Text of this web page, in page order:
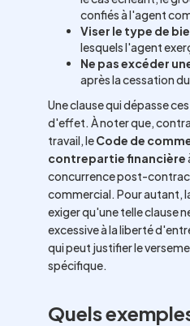
confiés à l'agent
Viser le type de
lesquels l'agent
Ne pas excéder
après la cessation
Une clause qui dépasse
d'effet. À noter que,
travail, leCode de
contrepartie financière
concurrence post-
commercial. Pour autant,
exiger qu'une telle clause
excessive à la liberté
qui peut justifier le
spécifique.
Quels